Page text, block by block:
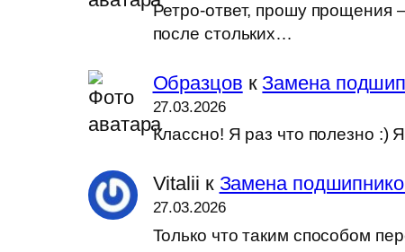
Ретро-ответ, прошу прощения
после стольких…
Образцов к Замена
27.03.2026
Классно! Я раз что полезно :)
Vitalii к Замена
27.03.2026
Только что таким способом